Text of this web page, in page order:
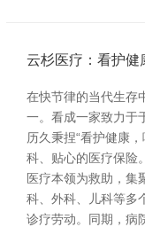
云杉医疗：看护健
在快节律的当代生存
一。看成一家致力于
历久秉捏“看护健康
科、贴心的医疗保险
医疗本领为救助，集
科、外科、儿科等多
诊疗劳动。同期，病